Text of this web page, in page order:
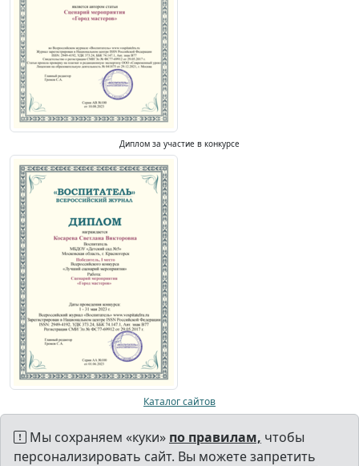
Диплом за участие в конкурсе
Каталог сайтов
Мы сохраняем «куки» по правилам, чтобы
персонализировать сайт. Вы можете запретить